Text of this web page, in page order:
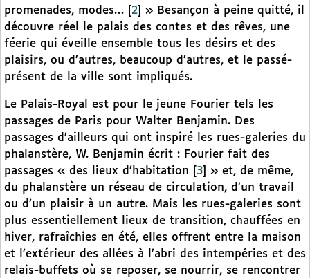
promenades, modes…
2
» Besançon à peine quitté, il
découvre réel le palais des contes et des rêves, une
féerie qui éveille ensemble tous les désirs et des
plaisirs, ou d’autres, beaucoup d’autres, et le passé-
présent de la ville sont impliqués.
Le Palais-Royal est pour le jeune Fourier tels les
passages de Paris pour Walter Benjamin. Des
passages d’ailleurs qui ont inspiré les rues-galeries du
phalanstère, W. Benjamin écrit : Fourier fait des
passages « des lieux d’habitation
3
» et, de même,
du phalanstère un réseau de circulation, d’un travail
ou d’un plaisir à un autre. Mais les rues-galeries sont
plus essentiellement lieux de transition, chauffées en
hiver, rafraîchies en été, elles offrent entre la maison
et l’extérieur des allées à l’abri des intempéries et des
relais-buffets où se reposer, se nourrir, se rencontrer